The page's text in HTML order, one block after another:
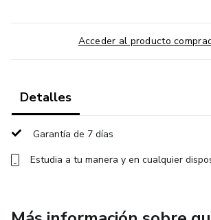
Acceder al producto
Detalles
Garantía de 7 días
Estudia a tu manera y en cualquier